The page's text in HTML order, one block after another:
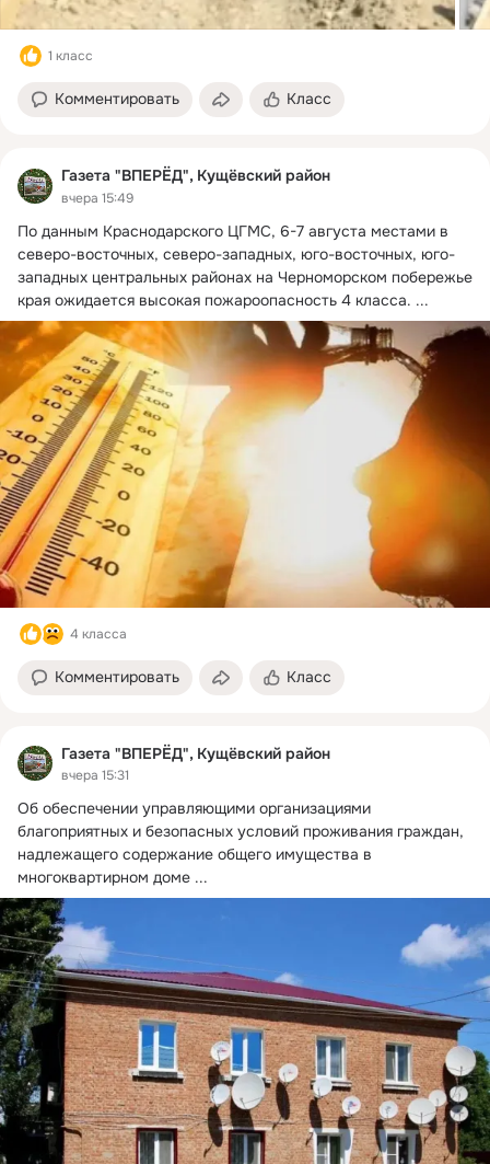
1 класс
Комментировать Класс
Газета "ВПЕРЁД", Кущёвский район
вчера 15:49
По данным Краснодарского ЦГМС, 6-7 августа местами в
северо-восточных, северо-западных, юго-восточных, юго-
западных центральных районах на Черноморском побережье
края ожидается высокая пожароопасность 4 класса. ...
4 класса
Комментировать Класс
Газета "ВПЕРЁД", Кущёвский район
вчера 15:31
Об обеспечении управляющими организациями
благоприятных и безопасных условий проживания граждан,
надлежащего содержание общего имущества в
многоквартирном доме ...